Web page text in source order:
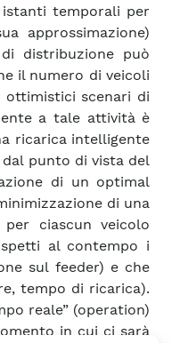
temporali per
approssimazione)
distribuzione può
il numero di veicoli
scenari di
a tale attività è
ricarica intelligente
punto di vista del
di un optimal
di una
ciascun veicolo
al contempo i
sul feeder) e che
tempo di ricarica).
reale” (operation)
in cui ci sarà